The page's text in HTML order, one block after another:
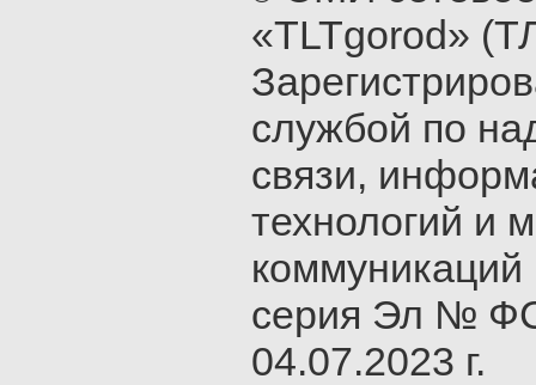
«TLTgorod»
службой по
связи,
технологий и
серия Эл №
04.07.2023 г.